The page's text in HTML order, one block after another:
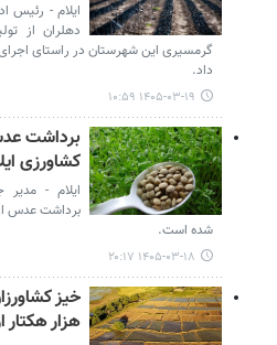
ایلام - رئیس
گرمسیری این شهرستان در راستای
داد.
۱۴۰۵-۰۳-۱۹ ۱۰:۵۹
کشاورزی
ایلام -
شده است.
۱۴۰۵-۰۳-۱۸ ۲۰:۱۷
هزار هکتار